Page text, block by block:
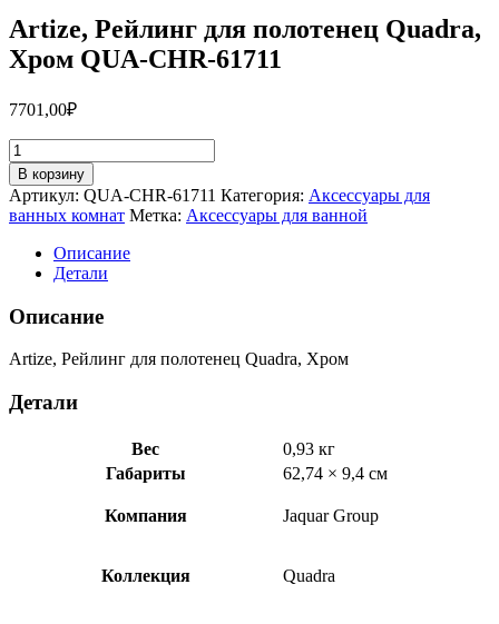
Artize, Рейлинг для полотенец Quadra,
Хром QUA-CHR-61711
7701,00₽
Количество
товара
Artize,
Рейлинг
для
полотенец
Quadra,
QUA-
CHR-
В корзину
Артикул: QUA-CHR-61711 Категория: Аксессуары для
ванных комнат Метка: Аксессуары для ванной
Описание
Детали
Описание
Artize, Рейлинг для полотенец Quadra, Хром
Детали
Вес
0,93 кг
Габариты
62,74 × 9,4 см
Компания Jaquar Group
Коллекция Quadra